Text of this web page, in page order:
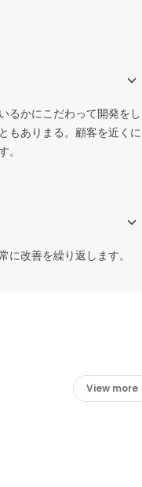
るかにこだわって開発をし
もありまる。顧客を近くに
改善を繰り返します。
View more